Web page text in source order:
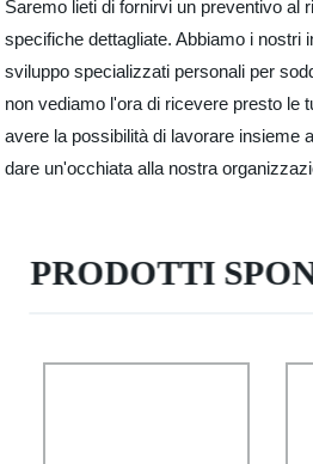
Saremo lieti di fornirvi un preventivo al
specifiche dettagliate. Abbiamo i nostri
sviluppo specializzati personali per
non vediamo l'ora di ricevere presto le
avere la possibilità di lavorare insieme
dare un'occhiata alla nostra
PRODOTTI